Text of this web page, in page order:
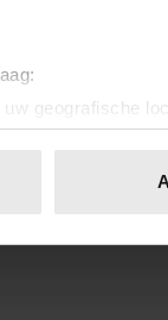
geografische
het actief te
of intrekken in de
advertenties te
we